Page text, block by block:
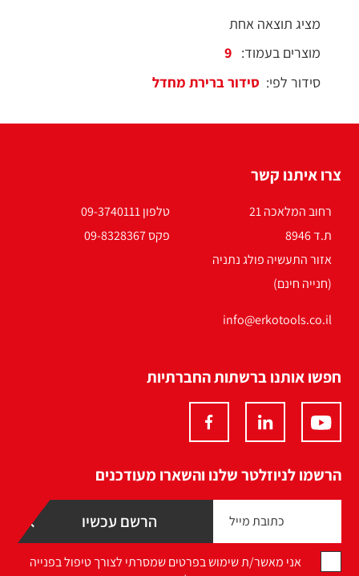
מציג תוצאה אחת
מוצרים בעמוד:
סידור לפי:
צרו איתנו קשר
רחוב המלאכה 21
ת.ד 8946
אזור התעשיה פולג נתניה
(חנייה חינם)
טלפון 09-3740111
פקס 09-8328367
info@erkotools.co.il
חפשו אותנו ברשתות החברתיות
הרשמו לניוזלטר שלנו והשארו מעודכנים
אני מאשר/ת שימוש בפרטים שמסרתי לצורך טיפול בפנייה